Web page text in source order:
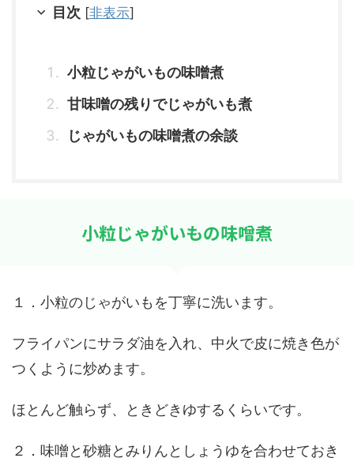
目次 [非表示]
小粒じゃがいもの味噌煮
甘味噌の残りでじゃがいも煮
じゃがいもの味噌煮の余談
小粒じゃがいもの味噌煮
１．小粒のじゃがいもを丁寧に洗います。
フライパンにサラダ油を入れ、中火で皮に焼き色が
つくように炒めます。
ほとんど触らず、ときどきゆするくらいです。
２．味噌と砂糖とみりんとしょうゆを合わせておき